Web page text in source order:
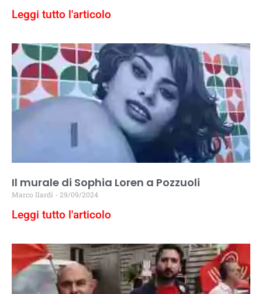
Leggi tutto l'articolo
Il murale di Sophia Loren a Pozzuoli
Marco Ilardi 29/09/2024
Leggi tutto l'articolo